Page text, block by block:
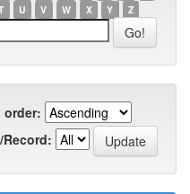
U V W X Y Z
order: